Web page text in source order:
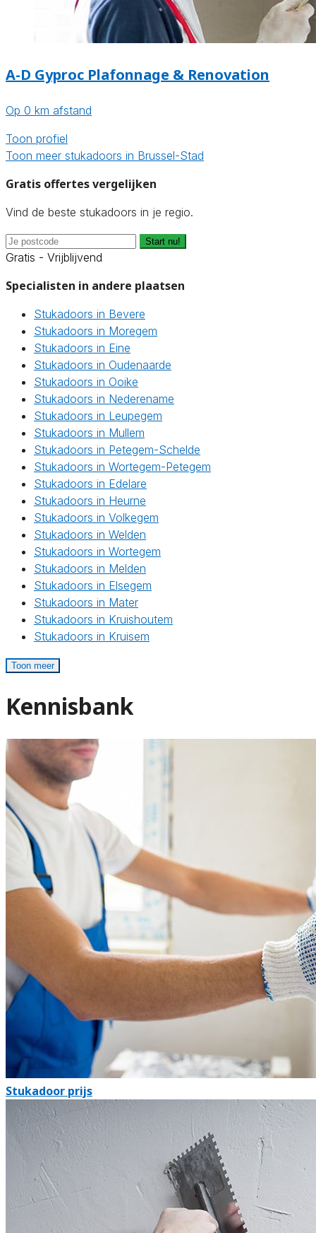
A-D Gyproc Plafonnage & Renovation
Op 0 km afstand
Toon profiel
Toon meer stukadoors in Brussel-Stad
Gratis offertes vergelijken
Vind de beste stukadoors in je regio.
Start nu!
Gratis - Vrijblijvend
Specialisten in andere plaatsen
Stukadoors in Bevere
Stukadoors in Moregem
Stukadoors in Eine
Stukadoors in Oudenaarde
Stukadoors in Ooike
Stukadoors in Nederename
Stukadoors in Leupegem
Stukadoors in Mullem
Stukadoors in Petegem-Schelde
Stukadoors in Wortegem-Petegem
Stukadoors in Edelare
Stukadoors in Heurne
Stukadoors in Volkegem
Stukadoors in Welden
Stukadoors in Wortegem
Stukadoors in Melden
Stukadoors in Elsegem
Stukadoors in Mater
Stukadoors in Kruishoutem
Stukadoors in Kruisem
Toon meer
Kennisbank
Stukadoor prijs